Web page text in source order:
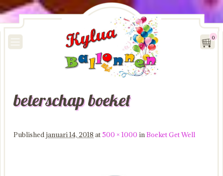
0
Image navigation
beterschap boeket
Publishedjanuari 14, 2018 at500 × 1000 inBoeket Get Well